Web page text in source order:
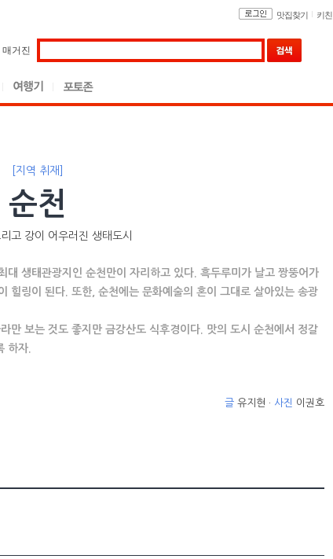
맛집찾기 키친
매거진
[지역 취재]
순천
고 강이 어우러진 생태도시
대 생태관광지인 순천만이 자리하고 있다. 흑두루미가 날고 짱뚱어가
힐링이 된다. 또한, 순천에는 문화예술의 혼이 그대로 살아있는 송광
만 보는 것도 좋지만 금강산도 식후경이다. 맛의 도시 순천에서 정갈
하자.
글 유지현 · 사진 이권호